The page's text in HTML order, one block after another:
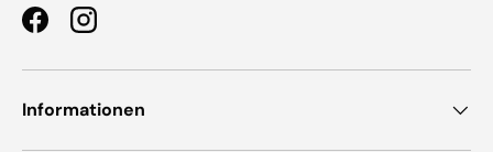
FacebookInstagram
Informationen